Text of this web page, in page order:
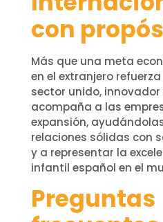
con
Más que una meta
en el extranjero
sector unido, innovador
acompaña a las
expansión,
relaciones sólidas con
y a representar la
infantil español en el
Preguntas